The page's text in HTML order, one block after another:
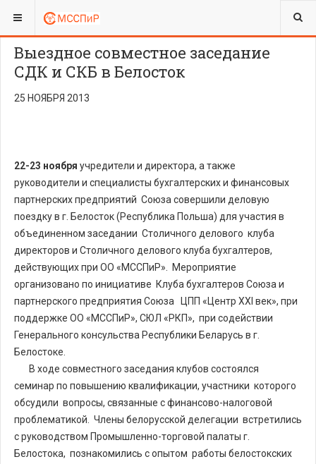
ВЫ ЗДЕСЬ: КЛУБЫ
Выездное совместное заседание
СДК и СКБ в Белосток
25 НОЯБРЯ 2013
22-23 ноября учредители и директора, а также
руководители и специалисты бухгалтерских и финансовых
партнерских предприятий Союза совершили деловую
поездку в г. Белосток (Республика Польша) для участия в
объединенном заседании Столичного делового клуба
директоров и Столичного делового клуба бухгалтеров,
действующих при ОО «МССПиР». Мероприятие
организовано по инициативе Клуба бухгалтеров Союза и
партнерского предприятия Союза ЦПП «Центр XXI век», при
поддержке ОО «МССПиР», СЮЛ «РКП», при содействии
Генерального консульства Республики Беларусь в г.
Белостоке.
В ходе совместного заседания клубов состоялся
семинар по повышению квалификации, участники которого
обсудили вопросы, связанные с финансово-налоговой
проблематикой. Члены белорусской делегации встретились
с руководством Промышленно-торговой палаты г.
Белостока, познакомились с опытом работы белостокских